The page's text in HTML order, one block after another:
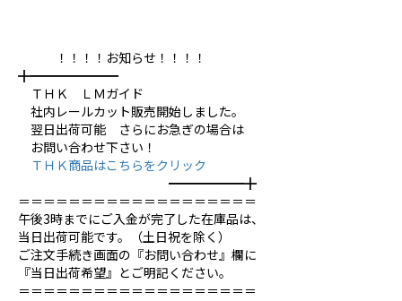
！！！！お知らせ！！！！
╋━━━━━━━
ＴＨＫ ＬＭガイド
社内レールカット販売開始しました。
翌日出荷可能 さらにお急ぎの場合は
お問い合わせ下さい！
ＴＨＫ商品はこちらをクリック
━━━━━━╋
＝＝＝＝＝＝＝＝＝＝＝＝＝＝＝＝＝＝＝
午後3時までにご入金が完了した在庫品は、
当日出荷可能です。（土日祝を除く）
ご注文手続き画面の『お問い合わせ』欄に
『当日出荷希望』とご明記ください。
＝＝＝＝＝＝＝＝＝＝＝＝＝＝＝＝＝＝＝